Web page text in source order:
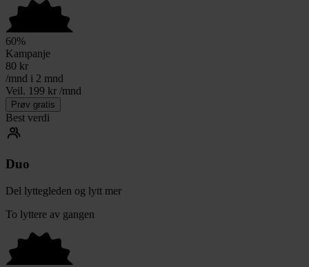
60%
Kampanje
80 kr
/mnd i 2 mnd
Veil. 199 kr /mnd
Prøv gratis
Best verdi
Duo
Del lyttegleden og lytt mer
To lyttere av gangen